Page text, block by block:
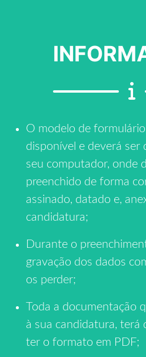
O modelo de
disponível e deverá ser
seu computador, onde
preenchido de forma
assinado, datado e,
candidatura;
Durante o
gravação dos dados
os perder;
Toda a documentação
à sua candidatura, terá
ter o formato em PDF;